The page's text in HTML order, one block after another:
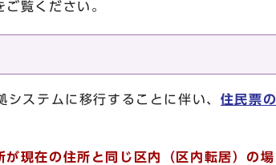
ご覧ください。
ステムに移行することに伴い、 住民票の
が現在の住所と同じ区内（区内転居）の場